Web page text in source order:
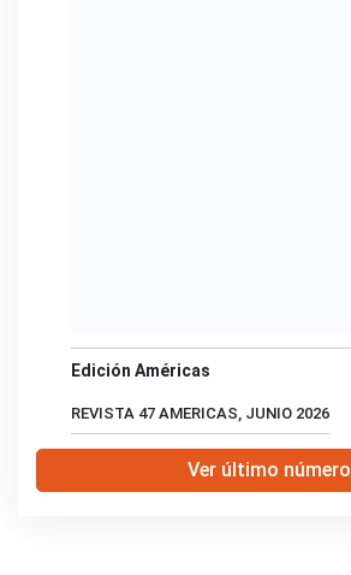
Edición Américas
REVISTA 47 AMERICAS, JUNIO 2026
Ver último número